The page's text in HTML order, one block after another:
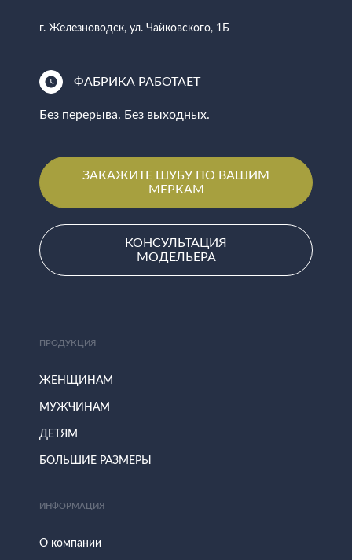
г. Железноводск, ул. Чайковского, 1Б
ФАБРИКА РАБОТАЕТ
Без перерыва. Без выходных.
ЗАКАЖИТЕ ШУБУ ПО ВАШИМ
МЕРКАМ
КОНСУЛЬТАЦИЯ
МОДЕЛЬЕРА
ПРОДУКЦИЯ
ЖЕНЩИНАМ
МУЖЧИНАМ
ДЕТЯМ
БОЛЬШИЕ РАЗМЕРЫ
ИНФОРМАЦИЯ
О компании